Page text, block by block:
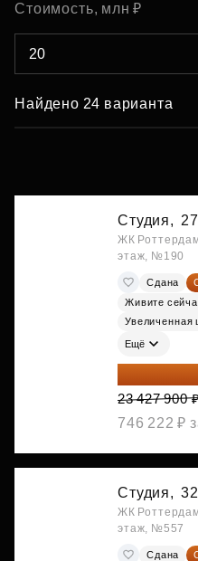
Стоимость, млн ₽
Найдено 24 варианта
Студия,
ЖК
этаж, №190
Сдана
Живите
Увеличенная
Ещё
20 147
23 427 900
746 222 ₽
Студия,
ЖК
этаж, №557
Сдана